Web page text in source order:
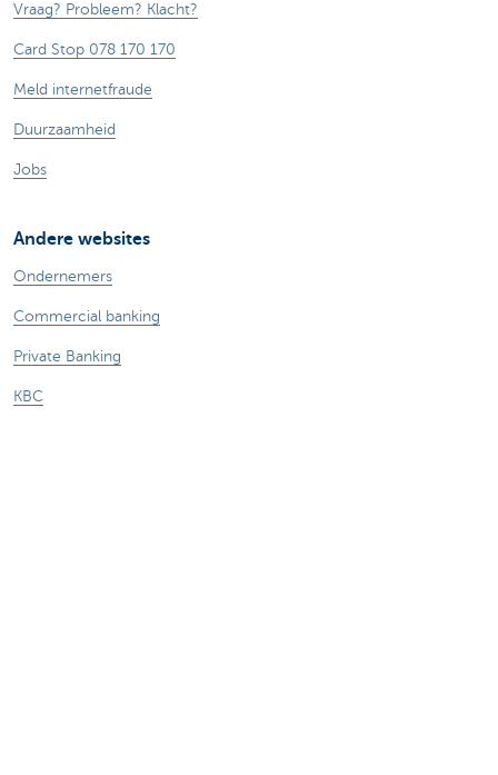
Vraag? Probleem? Klacht?
Card Stop 078 170 170
Meld internetfraude
Duurzaamheid
Jobs
Andere websites
Ondernemers
Commercial banking
Private Banking
KBC